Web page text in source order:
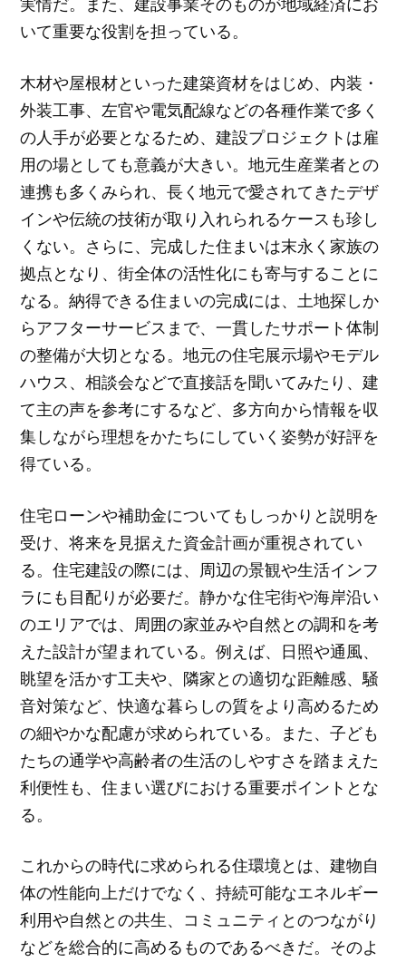
いて重要な役割を担っている。
木材や屋根材といった建築資材をはじめ、内装・
外装工事、左官や電気配線などの各種作業で多く
の人手が必要となるため、建設プロジェクトは雇
用の場としても意義が大きい。地元生産業者との
連携も多くみられ、長く地元で愛されてきたデザ
インや伝統の技術が取り入れられるケースも珍し
くない。さらに、完成した住まいは末永く家族の
拠点となり、街全体の活性化にも寄与することに
なる。納得できる住まいの完成には、土地探しか
らアフターサービスまで、一貫したサポート体制
の整備が大切となる。地元の住宅展示場やモデル
ハウス、相談会などで直接話を聞いてみたり、建
て主の声を参考にするなど、多方向から情報を収
集しながら理想をかたちにしていく姿勢が好評を
得ている。
住宅ローンや補助金についてもしっかりと説明を
受け、将来を見据えた資金計画が重視されてい
る。住宅建設の際には、周辺の景観や生活インフ
ラにも目配りが必要だ。静かな住宅街や海岸沿い
のエリアでは、周囲の家並みや自然との調和を考
えた設計が望まれている。例えば、日照や通風、
眺望を活かす工夫や、隣家との適切な距離感、騒
音対策など、快適な暮らしの質をより高めるため
の細やかな配慮が求められている。また、子ども
たちの通学や高齢者の生活のしやすさを踏まえた
利便性も、住まい選びにおける重要ポイントとな
る。
これからの時代に求められる住環境とは、建物自
体の性能向上だけでなく、持続可能なエネルギー
利用や自然との共生、コミュニティとのつながり
などを総合的に高めるものであるべきだ。そのよ